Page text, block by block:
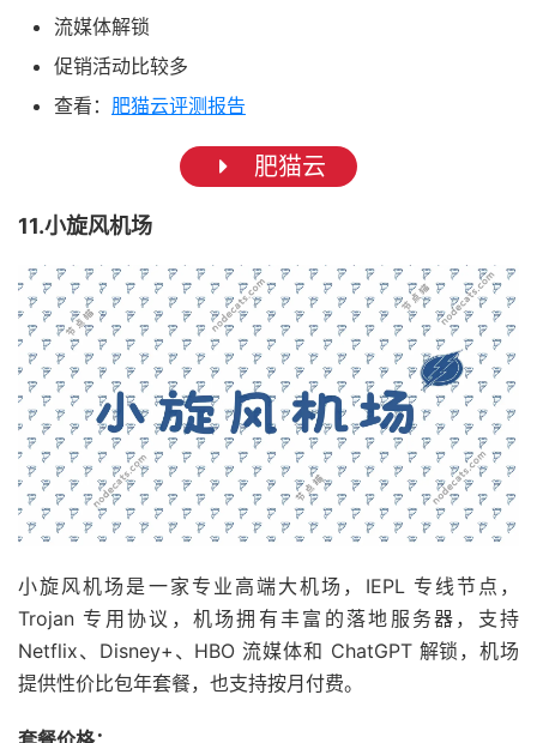
流媒体解锁
促销活动比较多
查看： 肥猫云评测报告
肥猫云
11.小旋风机场
小旋风机场是一家专业高端大机场，IEPL 专线节点，
Trojan 专用协议，机场拥有丰富的落地服务器，支持
Netflix、Disney+、HBO 流媒体和 ChatGPT 解锁，机场
提供性价比包年套餐，也支持按月付费。